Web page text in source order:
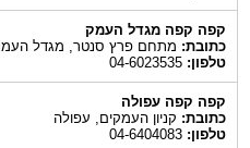
קפה קפה מגדל העמק
כתובת:מתחם פרץ סנטר, מגדל העמק
טלפון:04-6023535
קפה קפה עפולה
כתובת:קניון העמקים, עפולה
טלפון:04-6404083